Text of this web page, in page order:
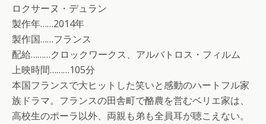
ロクサーヌ・デュラン
製作年……2014年
製作国……フランス
配給………クロックワークス、アルバトロス・フィルム
上映時間………105分
本国フランスで大ヒットした笑いと感動のハートフル家
族ドラマ。フランスの田舎町で酪農を営むベリエ家は、
高校生のポーラ以外、両親も弟も全員耳が聴こえない。